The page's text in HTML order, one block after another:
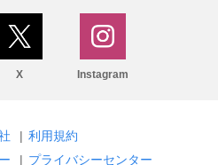
X Instagram
| 利用規約
| プライバシーセンター